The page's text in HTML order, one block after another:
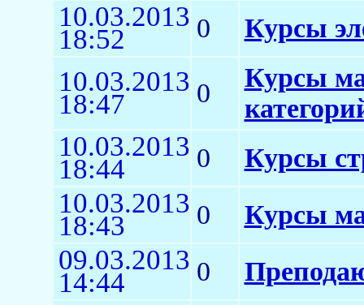
10.03.2013
18:52 0 Курсы
10.03.2013
18:47 0
Курсы
10.03.2013
18:44 0 Курсы
10.03.2013
18:43 0 Курсы
09.03.2013
14:44 0